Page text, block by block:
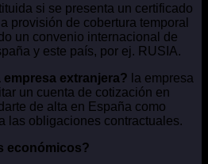
si se presenta un certificado
provisión de cobertura temporal
un convenio internacional de
y este país, por ej. RUSIA.
empresa extranjera? la empresa
un cuenta de cotización en
de alta en España como
las obligaciones contractuales.
económicos?